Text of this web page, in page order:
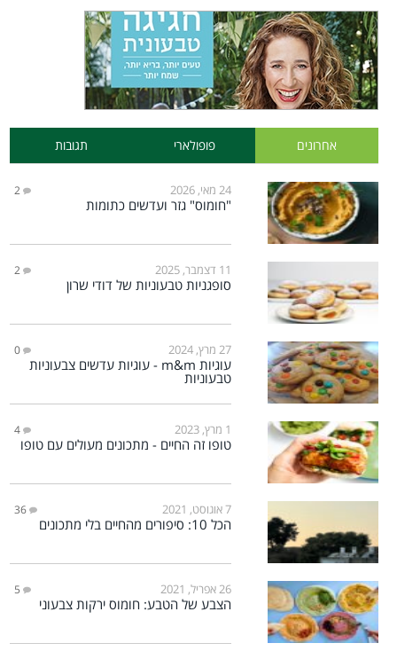
אחרונים פופולארי תגובות
24 מאי, 2026 2
"חומוס" גזר ועדשים כתומות
11 דצמבר, 2025 2
סופגניות טבעוניות של דודי שרון
27 מרץ, 2024 0
עוגיות m&m - עוגיות עדשים צבעוניות
טבעוניות
1 מרץ, 2023 4
טופו זה החיים - מתכונים מעולים עם טופו
7 אוגוסט, 2021 36
הכל 10: סיפורים מהחיים בלי מתכונים
26 אפריל, 2021 5
הצבע של הטבע: חומוס ירקות צבעוני